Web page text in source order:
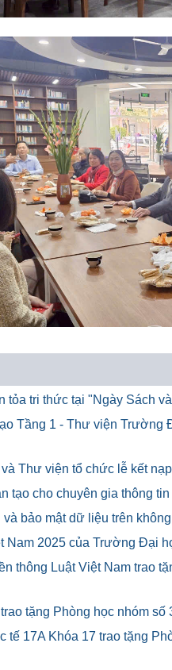
tri thức tại "Ngày Sách
Tầng 1 - Thư viện
Thư viện tổ chức lễ kết
tạo cho chuyên gia thông
bảo mật dữ liệu trên
Nam 2025 của Trường Đại
thông Luật Việt Nam trao
tặng Phòng học nhóm
tế 17A Khóa 17 trao tặng